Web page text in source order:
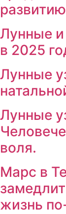
Лунные
в 2025
Лунные
Лунные
воля.
Марс в
жизнь